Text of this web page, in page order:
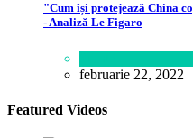
"Cum își protejează China
- Analiză Le Figaro
februarie 22, 2022
Featured Videos